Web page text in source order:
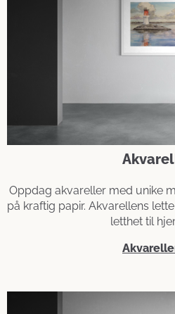
Oppdag akvareller med unike
på kraftig papir. Akvarellens
letthet til